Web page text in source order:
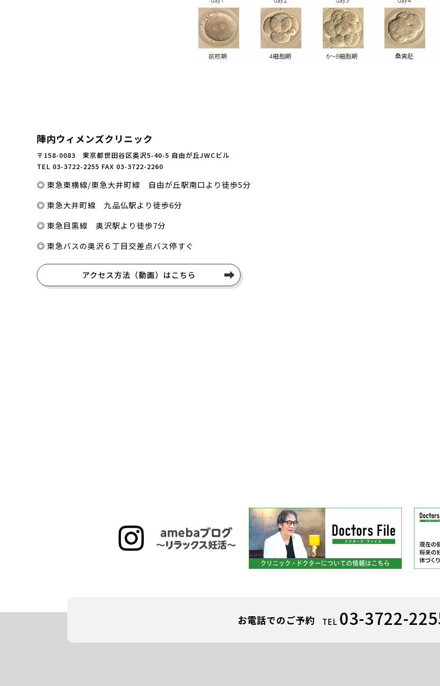
陣内ウィメンズクリニック
〒158-0083 東京都世田谷区奥沢5-40-5 自由が丘JWCビル
TEL 03-3722-2255 FAX 03-3722-2260
東急東横線/東急大井町線 自由が丘駅南口より徒歩5分
東急大井町線 九品仏駅より徒歩6分
東急目黒線 奥沢駅より徒歩7分
東急バスの奥沢６丁目交差点バス停すぐ
アクセス方法（動画）はこちら
お電話でのご予約 TEL 03-3722-